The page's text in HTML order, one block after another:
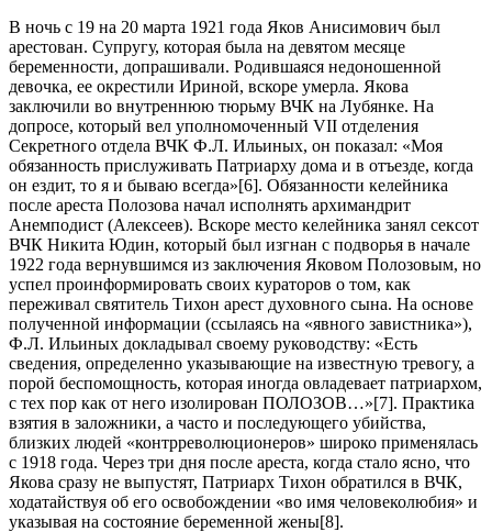
В ночь с 19 на 20 марта 1921 года Яков Анисимович был
арестован. Супругу, которая была на девятом месяце
беременности, допрашивали. Родившаяся недоношенной
девочка, ее окрестили Ириной, вскоре умерла. Якова
заключили во внутреннюю тюрьму ВЧК на Лубянке. На
допросе, который вел уполномоченный VII отделения
Секретного отдела ВЧК Ф.Л. Ильиных, он показал: «Моя
обязанность прислуживать Патриарху дома и в отъезде, когда
он ездит, то я и бываю всегда»[6]. Обязанности келейника
после ареста Полозова начал исполнять архимандрит
Анемподист (Алексеев). Вскоре место келейника занял сексот
ВЧК Никита Юдин, который был изгнан с подворья в начале
1922 года вернувшимся из заключения Яковом Полозовым, но
успел проинформировать своих кураторов о том, как
переживал святитель Тихон арест духовного сына. На основе
полученной информации (ссылаясь на «явного завистника»),
Ф.Л. Ильиных докладывал своему руководству: «Есть
сведения, определенно указывающие на известную тревогу, а
порой беспомощность, которая иногда овладевает патриархом,
с тех пор как от него изолирован ПОЛОЗОВ…»[7]. Практика
взятия в заложники, а часто и последующего убийства,
близких людей «контрреволюционеров» широко применялась
с 1918 года. Через три дня после ареста, когда стало ясно, что
Якова сразу не выпустят, Патриарх Тихон обратился в ВЧК,
ходатайствуя об его освобождении «во имя человеколюбия» и
указывая на состояние беременной жены[8].